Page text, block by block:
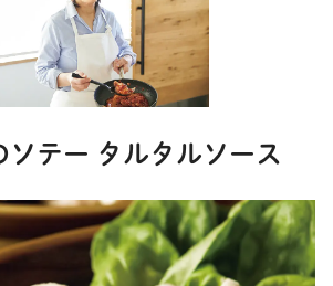
ソテー タルタルソース